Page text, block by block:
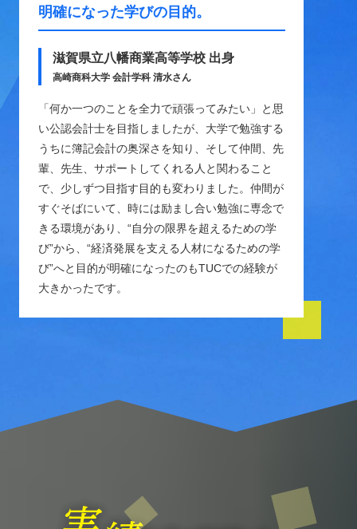
明確になった学びの目的。
滋賀県立八幡商業高等学校 出身
高崎商科大学 会計学科 清水さん
「何か一つのことを全力で頑張ってみたい」と思
い公認会計士を目指しましたが、大学で勉強する
うちに簿記会計の奥深さを知り、そして仲間、先
輩、先生、サポートしてくれる人と関わること
で、少しずつ目指す目的も変わりました。仲間が
すぐそばにいて、時には励まし合い勉強に専念で
きる環境があり、“自分の限界を超えるための学
び”から、“経済発展を支える人材になるための学
び”へと目的が明確になったのもTUCでの経験が
大きかったです。